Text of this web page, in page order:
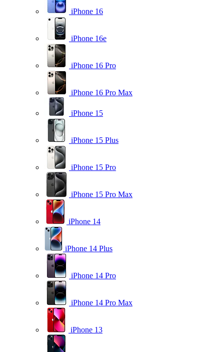
iPhone 16
iPhone 16e
iPhone 16 Pro
iPhone 16 Pro Max
iPhone 15
iPhone 15 Plus
iPhone 15 Pro
iPhone 15 Pro Max
iPhone 14
iPhone 14 Plus
iPhone 14 Pro
iPhone 14 Pro Max
iPhone 13